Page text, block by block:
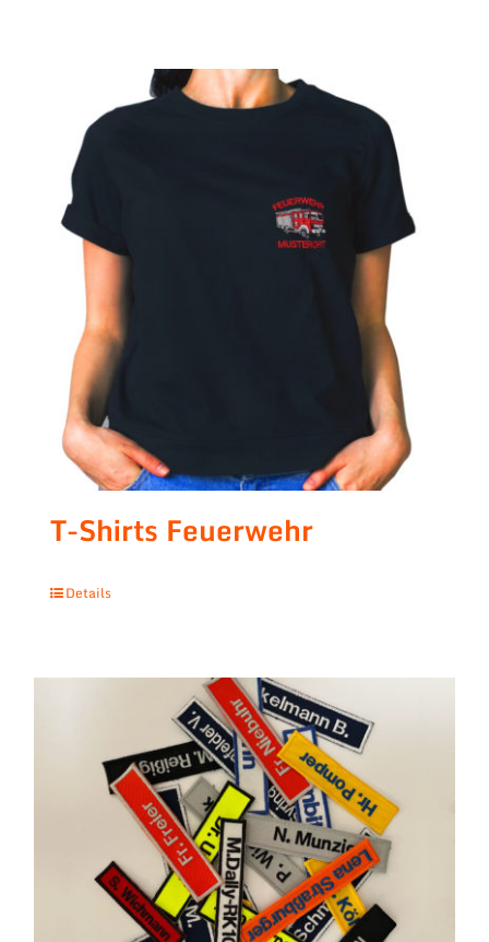
T-Shirts Feuerwehr
Details